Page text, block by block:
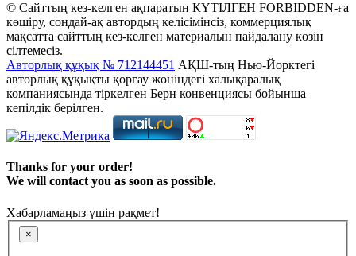
© Сайттың кез-келген ақпаратын КҮТІЛГЕН FORBIDDEN-ға
көшіру, сондай-ақ автордың келісімінсіз, коммерциялық
мақсатта сайттың кез-келген материалын пайдалану көзін
сілтемесіз.
Авторлық құқық № 712144451 АҚШ-тың Нью-Йорктегі
авторлық құқықты қорғау жөніндегі халықаралық
компаниясында тіркелген Берн конвенциясы бойынша
кепілдік берілген.
Thanks for your order!
We will contact you as soon as possible.
Хабарламаңыз үшін рақмет!
×